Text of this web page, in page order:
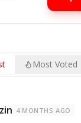
Most Voted
4 MONTHS AGO